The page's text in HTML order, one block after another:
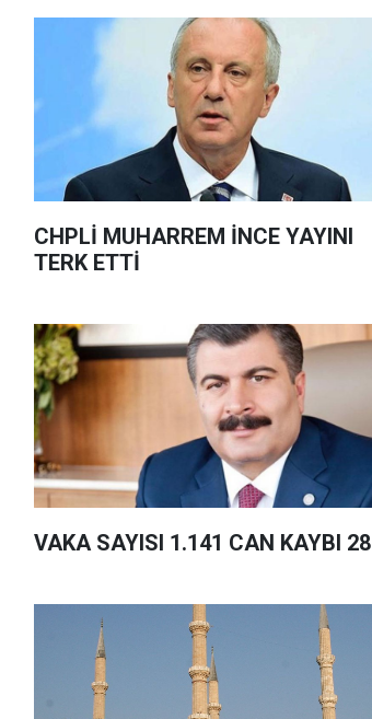
CHPLİ MUHARREM İNCE YAYINI
TERK ETTİ
VAKA SAYISI 1.141 CAN KAYBI 28